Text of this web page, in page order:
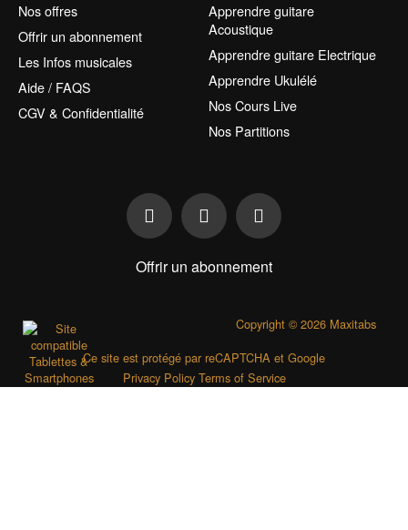
Nos offres
Offrir un abonnement
Les Infos musicales
Aide / FAQS
CGV & Confidentialité
Apprendre guitare
Acoustique
Apprendre guitare Electrique
Apprendre Ukulélé
Nos Cours Live
Nos Partitions
Offrir un abonnement
Copyright © 2026 Maxitabs
Ce site est protégé par reCAPTCHA et Google
Privacy Policy Terms of Service